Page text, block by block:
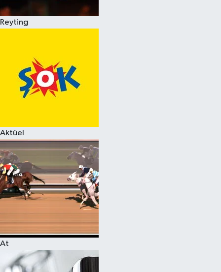
Reyting
Aktüel
At